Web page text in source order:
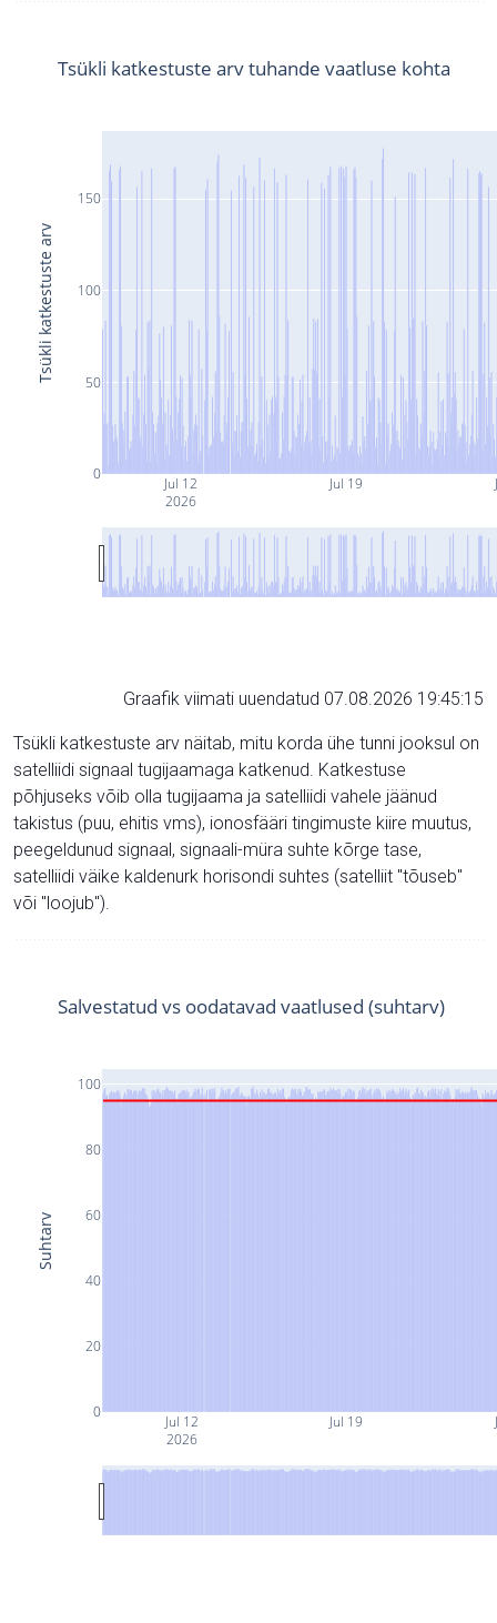
Jul 12
2026
Jul 19
0
50
100
150
Tsükli katkestuste arv tuhande vaatluse kohta
Tsükli katkestuste arv
Graafik viimati uuendatud 07.08.2026 19:45:15
Tsükli katkestuste arv näitab, mitu korda ühe tunni jooksul on
satelliidi signaal tugijaamaga katkenud. Katkestuse
põhjuseks võib olla tugijaama ja satelliidi vahele jäänud
takistus (puu, ehitis vms), ionosfääri tingimuste kiire muutus,
peegeldunud signaal, signaali-müra suhte kõrge tase,
satelliidi väike kaldenurk horisondi suhtes (satelliit "tõuseb"
või "loojub").
Jul 12
2026
Jul 19
0
20
40
60
80
100
Salvestatud vs oodatavad vaatlused (suhtarv)
Suhtarv